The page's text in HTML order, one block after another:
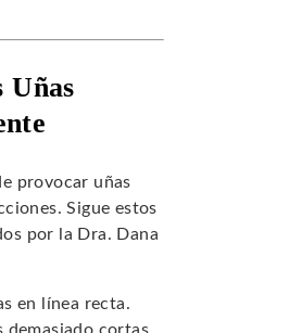
Uñas
provocar uñas
Sigue estos
por la Dra. Dana
en línea recta.